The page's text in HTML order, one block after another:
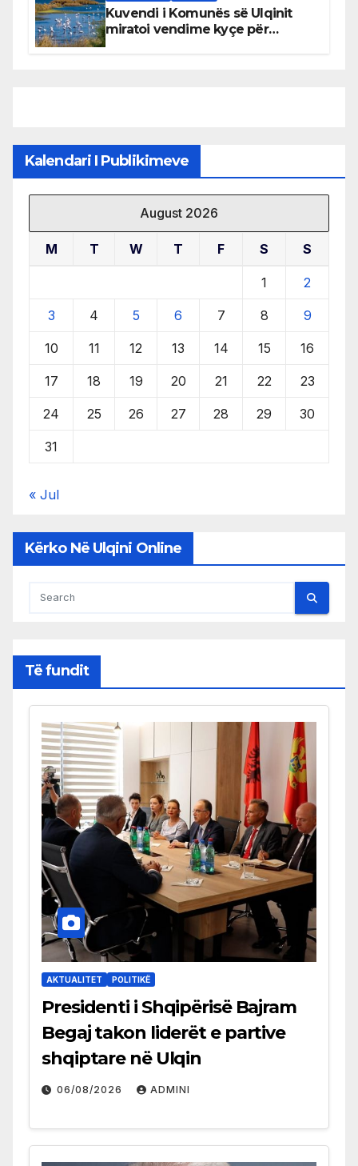
Kuvendi i Komunës së Ulqinit
miratoi vendime kyçe për
Kalendari I Publikimeve
August 2026
M T W T F S S
1 2
3 4 5 6 7 8 9
10 11 12 13 14 15 16
17 18 19 20 21 22 23
24 25 26 27 28 29 30
31
« Jul
Kërko Në Ulqini Online
Të fundit
AKTUALITET POLITIKË
Presidenti i Shqipërisë Bajram
Begaj takon liderët e partive
shqiptare në Ulqin
06/08/2026 ADMINI